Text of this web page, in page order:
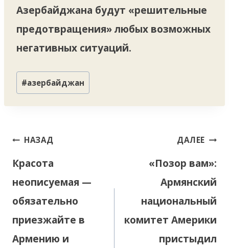
Азербайджана будут «решительные
предотвращения» любых возможных
негативных ситуаций.
Метки
записи:
#азербайджан
Навигация
записям
НАЗАД
Красота
неописуемая —
обязательно
приезжайте в
Армению и
ДАЛЕЕ
«Позор вам»:
Армянский
национальный
комитет Америки
пристыдил